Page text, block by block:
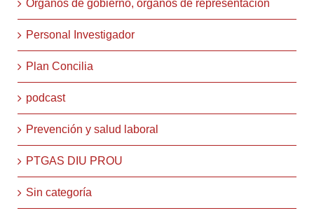
Órganos de gobierno, órganos de representación
Personal Investigador
Plan Concilia
podcast
Prevención y salud laboral
PTGAS DIU PROU
Sin categoría